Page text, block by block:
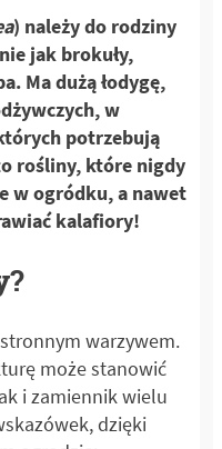
) należy do rodziny
jak brokuły,
Ma dużą łodygę,
w
potrzebują
rośliny, które nigdy
w ogródku, a nawet
kalafiory!
warzywem.
może stanowić
i zamiennik wielu
dzięki